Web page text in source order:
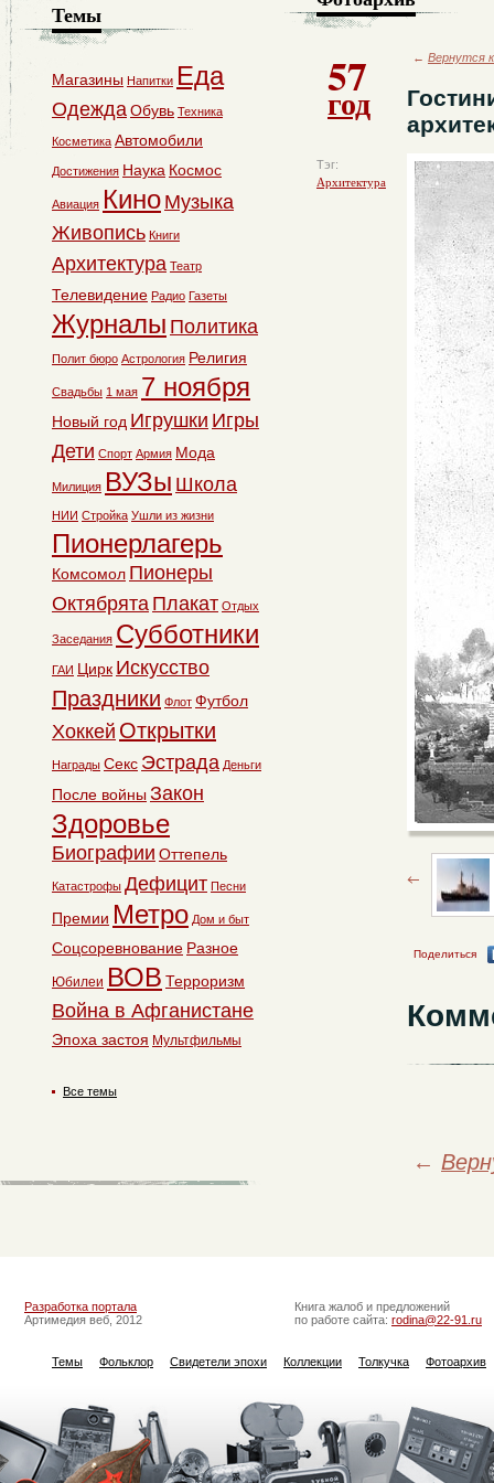
57
год
Тэг:
Архитектура
← Вернутся
Поделиться
←
Темы
Магазины Напитки Еда
ОдеждаОбувь Техника
Косметика Автомобили
Достижения Наука Космос
Авиация Кино Музыка
Живопись Книги
Архитектура Театр
Телевидение Радио Газеты
Журналы Политика
Полит бюро Астрология Религия
Свадьбы 1 мая 7 ноября
Новый год Игрушки Игры
Дети Спорт Армия Мода
Милиция ВУЗы Школа
НИИ Стройка Ушли из жизни
Пионерлагерь
Комсомол Пионеры
Октябрята Плакат Отдых
Заседания Субботники
ГАИ Цирк Искусство
Праздники Флот Футбол
Хоккей Открытки
Награды Секс Эстрада Деньги
После войны Закон
Здоровье
Биографии Оттепель
Катастрофы Дефицит Песни
Премии Метро Дом и быт
Соцсоревнование Разное
Юбилеи ВОВ Терроризм
Война в Афганистане
Эпоха застоя Мультфильмы
Все темы
Разработка портала
Артимедия веб, 2012
Книга жалоб и предложений
по работе сайта: rodina@22-91.ru
Темы Фольклор Свидетели эпохи Коллекции Толкучка Фотоархив